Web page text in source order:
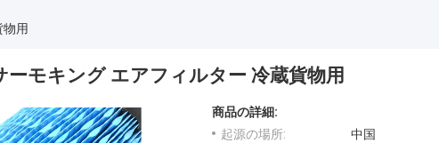
用
ーモキング エアフィルター 冷蔵貨物用
商品の詳細:
起源の場所:
中国